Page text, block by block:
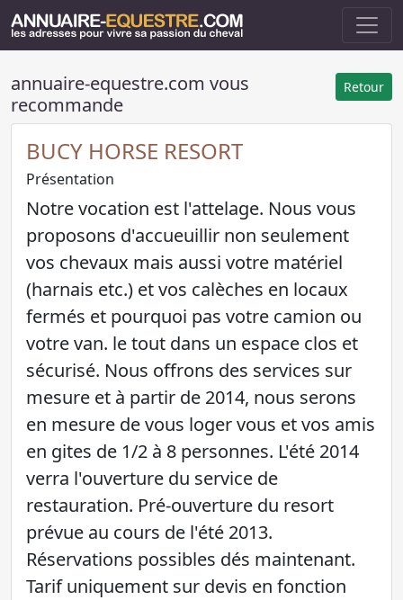
Retour
annuaire-equestre.com vous
recommande
BUCY HORSE RESORT
Présentation
Notre vocation est l'attelage. Nous vous
proposons d'accueuillir non seulement
vos chevaux mais aussi votre matériel
(harnais etc.) et vos calèches en locaux
fermés et pourquoi pas votre camion ou
votre van. le tout dans un espace clos et
sécurisé. Nous offrons des services sur
mesure et à partir de 2014, nous serons
en mesure de vous loger vous et vos amis
en gites de 1/2 à 8 personnes. L'été 2014
verra l'ouverture du service de
restauration. Pré-ouverture du resort
prévue au cours de l'été 2013.
Réservations possibles dés maintenant.
Tarif uniquement sur devis en fonction